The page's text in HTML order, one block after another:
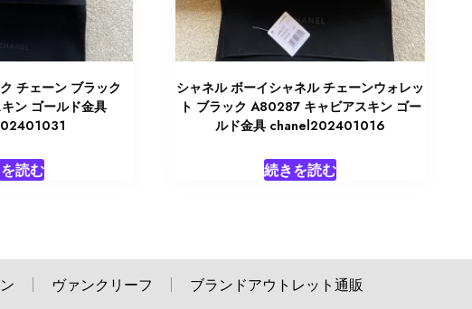
チェーン ブラック
ン ゴールド金具
読む
シャネル ボーイシャネル チェーンウォレッ
ト ブラック A80287 キャビアスキン ゴー
ルド金具 chanel202401016
続きを読む
ヴァンクリーフ ブランドアウトレット通販